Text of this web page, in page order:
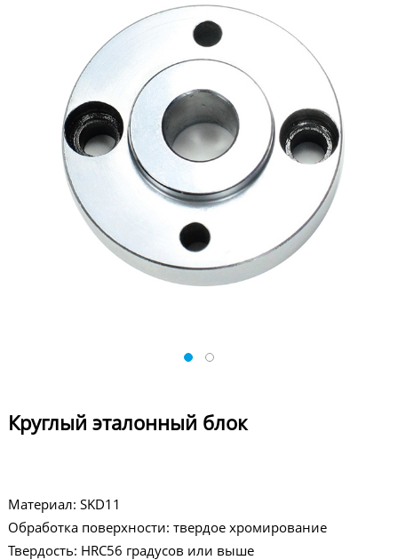
Круглый эталонный блок
Материал: SKD11
Обработка поверхности: твердое хромирование
Твердость: HRC56 градусов или выше